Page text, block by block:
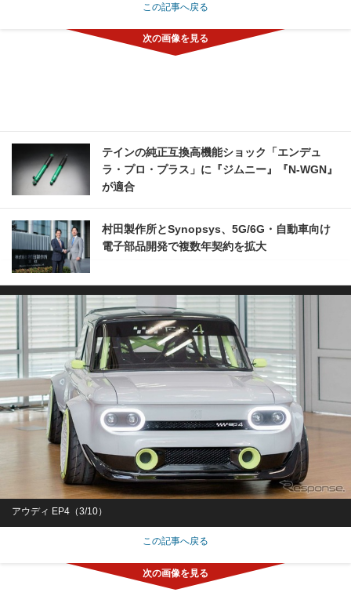
この記事へ戻る
テインの純正互換高機能ショック「エンデュ
ラ・プロ・プラス」に『ジムニー』『N-WGN』
が適合
村田製作所とSynopsys、5G/6G・自動車向け
電子部品開発で複数年契約を拡大
アウディ EP4（3/10）
この記事へ戻る